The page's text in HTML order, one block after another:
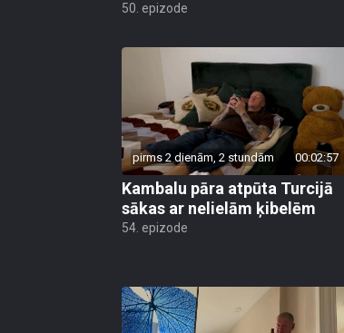
50. epizode
pirms 2 dienām, 2 stundām 00:02:57
Kambalu pāra atpūta Turcijā
sākas ar nelielām ķibelēm
54. epizode